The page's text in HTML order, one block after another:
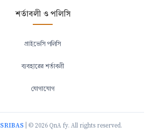
শর্তাবলী ও পলিসি
প্রাইভেসি পলিসি
ব্যবহারের শর্তাবলী
যোগাযোগ
SRIBAS | © 2026 QnA fy. All rights reserved.